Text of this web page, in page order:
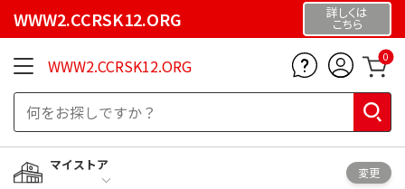
WWW2.CCRSK12.ORG 詳しくは
こちら
WWW2.CCRSK12.ORG 0
マイストア
変更